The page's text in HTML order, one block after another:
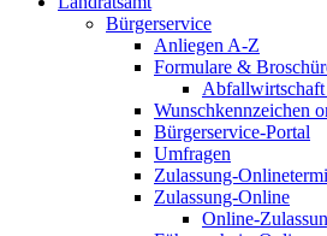
Bürgerservice
Anliegen A-Z
Formulare &
Abfallwirtschaft
Wunschkennzeichen
Bürgerservice-Portal
Umfragen
Zulassung-
Zulassung-Online
Online-